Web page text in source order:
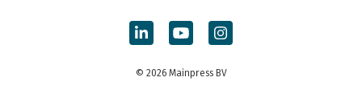
© 2026 Mainpress BV